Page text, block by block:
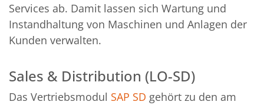
Services ab. Damit lassen sich Wartung und
Instandhaltung von Maschinen und Anlagen der
Kunden verwalten.
Sales & Distribution (LO-SD)
Das Vertriebsmodul SAP SD gehört zu den am